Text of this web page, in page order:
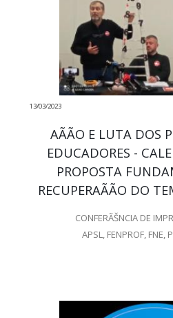
13/03/2023
AÃÃO E LUTA DOS
EDUCADORES -
PROPOSTA
RECUPERAÃÃO DO
CONFERÃŠNCIA DE
APSL, FENPROF, FNE,